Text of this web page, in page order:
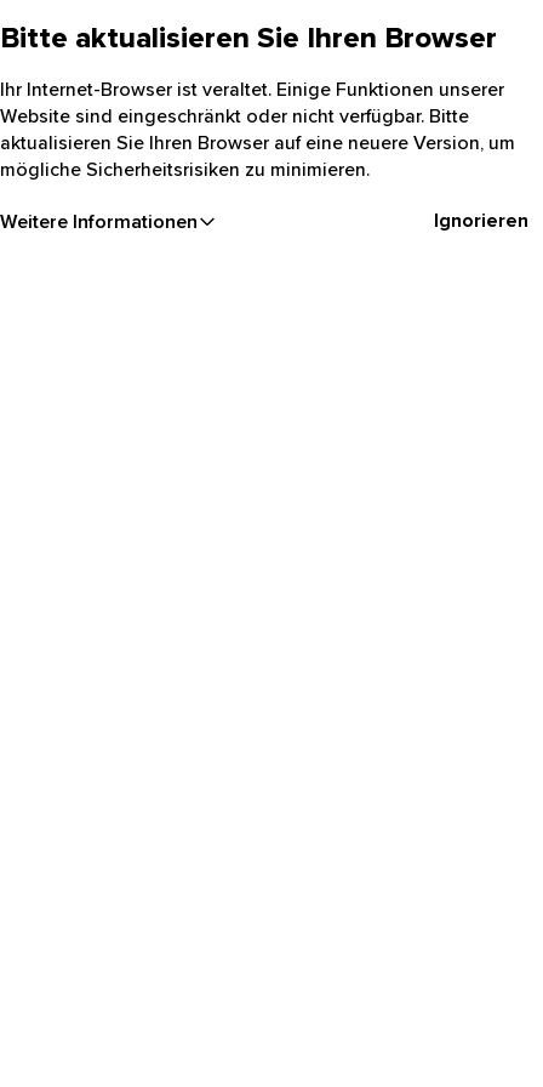
Bitte aktualisieren Sie Ihren Browser
Ihr Internet-Browser ist veraltet. Einige Funktionen unserer
Website sind eingeschränkt oder nicht verfügbar. Bitte
aktualisieren Sie Ihren Browser auf eine neuere Version, um
mögliche Sicherheitsrisiken zu minimieren.
Weitere Informationen Ignorieren